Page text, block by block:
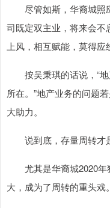
尽管如斯，华裔城照
司既定双主业，将来会不
上风，相互赋能，莫得应
按吴秉琪的话说，“地
所在。”地产业务的问题
大助力。
说到底，存量周转才
尤其是华裔城2020年
大，成为了周转的重头戏。